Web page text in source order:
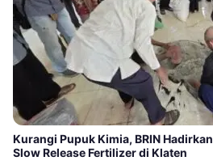
Kurangi Pupuk Kimia, BRIN
Slow Release Fertilizer di Klaten